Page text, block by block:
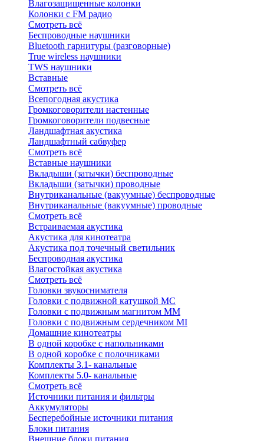
Влагозащищенные колонки
Колонки с FM радио
Смотреть всё
Беспроводные наушники
Bluetоoth гарнитуры (разговорные)
True wireless наушники
TWS наушники
Вставные
Смотреть всё
Всепогодная акустика
Громкоговорители настенные
Громкоговорители подвесные
Ландшафтная акустика
Ландшафтный сабвуфер
Смотреть всё
Вставные наушники
Вкладыши (затычки) беспроводные
Вкладыши (затычки) проводные
Внутриканальные (вакуумные) беспроводные
Внутриканальные (вакуумные) проводные
Смотреть всё
Встраиваемая акустика
Акустика для кинотеатра
Акустика под точечный светильник
Беспроводная акустика
Влагостойкая акустика
Смотреть всё
Головки звукоснимателя
Головки с подвижной катушкой MC
Головки с подвижным магнитом ММ
Головки с подвижным сердечником MI
Домашние кинотеатры
В одной коробке с напольниками
В одной коробке с полочниками
Комплекты 3.1- канальные
Комплекты 5.0- канальные
Смотреть всё
Источники питания и фильтры
Аккумуляторы
Бесперебойные источники питания
Блоки питания
Внешние блоки питания